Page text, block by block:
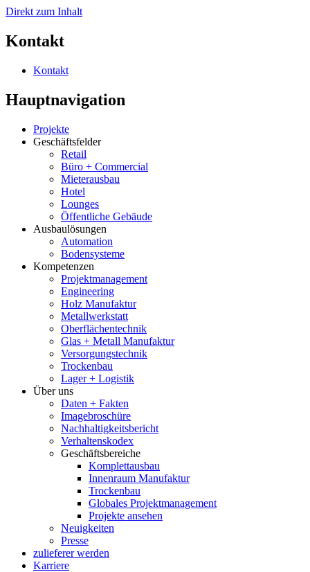
Direkt zum Inhalt
Kontakt
Kontakt
Hauptnavigation
Projekte
Geschäftsfelder
Retail
Büro + Commercial
Mieterausbau
Hotel
Lounges
Öffentliche Gebäude
Ausbaulösungen
Automation
Bodensysteme
Kompetenzen
Projektmanagement
Engineering
Holz Manufaktur
Metallwerkstatt
Oberflächentechnik
Glas + Metall Manufaktur
Versorgungstechnik
Trockenbau
Lager + Logistik
Über uns
Daten + Fakten
Imagebroschüre
Nachhaltigkeitsbericht
Verhaltenskodex
Geschäftsbereiche
Komplettausbau
Innenraum Manufaktur
Trockenbau
Globales Projektmanagement
Projekte ansehen
Neuigkeiten
Presse
zulieferer werden
Karriere